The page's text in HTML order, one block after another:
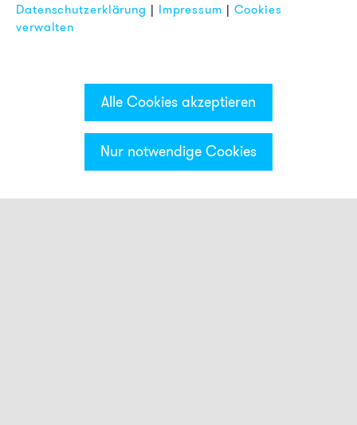
Kategorien & Filter
FAQ
Datenschutzerklärung | Impressum | Cookies
verwalten
Alle Cookies akzeptieren
Nur notwendige Cookies